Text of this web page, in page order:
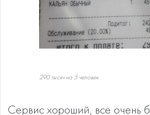
290 тысяч на 5 человек
Сервис хороший, все очень